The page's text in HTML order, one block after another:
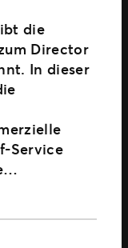
die
Director
In dieser
Service